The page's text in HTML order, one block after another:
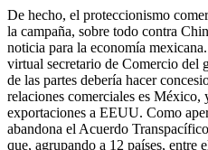
De hecho, el proteccionismo
la campaña, sobre todo contra
noticia para la economía
virtual secretario de Comercio del
de las partes debería hacer
relaciones comerciales es México,
exportaciones a EEUU. Como
abandona el Acuerdo
que, agrupando a 12 países, entre